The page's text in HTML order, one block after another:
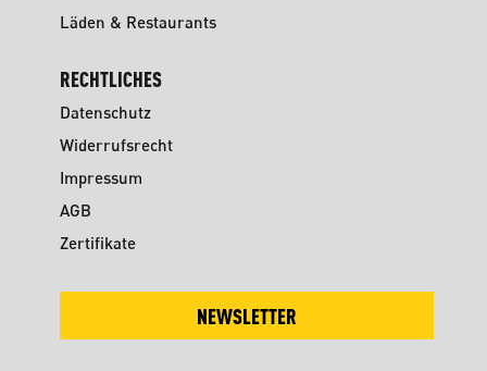
Läden & Restaurants
RECHTLICHES
Datenschutz
Widerrufsrecht
Impressum
AGB
Zertifikate
NEWSLETTER